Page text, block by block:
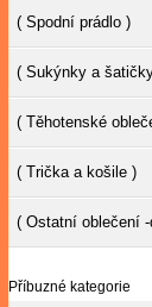
( Spodní prádlo )
( Sukýnky a
( Těhotenské
( Trička a košile )
( Ostatní oblečení
Příbuzné kategorie